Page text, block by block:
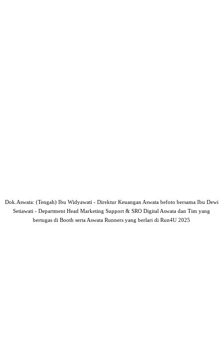
Dok.Aswata: (Tengah) Ibu Widyawati - Direktur Keuangan Aswata befoto bersama Ibu Dewi
Setiawati - Department Head Marketing Support & SRO Digital Aswata dan Tim yang
bertugas di Booth serta Aswata Runners yang berlari di Run4U 2025